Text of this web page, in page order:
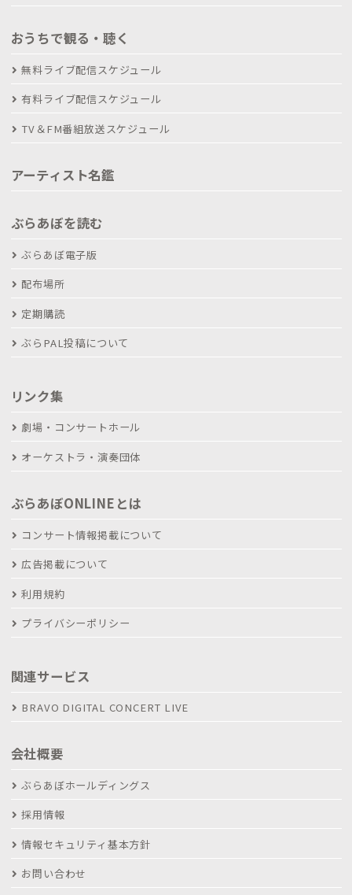
おうちで観る・聴く
無料ライブ配信スケジュール
有料ライブ配信スケジュール
TV＆FM番組放送スケジュール
アーティスト名鑑
ぶらあぼを読む
ぶらあぼ電子版
配布場所
定期購読
ぶらPAL投稿について
リンク集
劇場・コンサートホール
オーケストラ・演奏団体
ぶらあぼONLINEとは
コンサート情報掲載について
広告掲載について
利用規約
プライバシーポリシー
関連サービス
BRAVO DIGITAL CONCERT LIVE
会社概要
ぶらあぼホールディングス
採用情報
情報セキュリティ基本方針
お問い合わせ